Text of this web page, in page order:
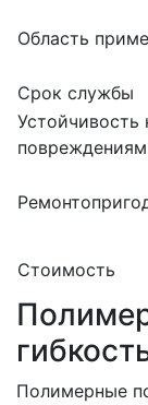
Область
Срок службы
Устойчивость
повреждениям
Стоимость
Полимерные